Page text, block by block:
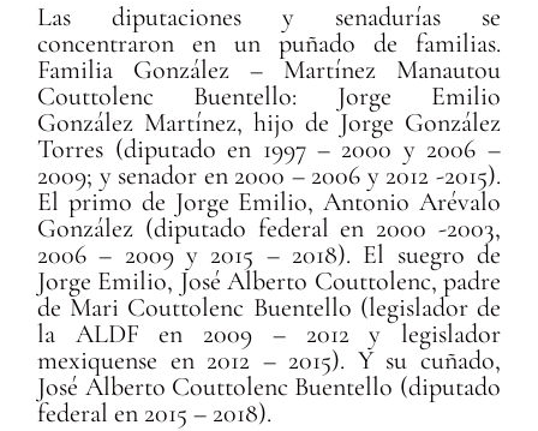
Las diputaciones y senadurías se
concentraron en un puñado de familias.
Familia González – Martínez Manautou
Couttolenc Buentello: Jorge Emilio
González Martínez, hijo de Jorge González
Torres (diputado en 1997 – 2000 y 2006 –
2009; y senador en 2000 – 2006 y 2012 -2015).
El primo de Jorge Emilio, Antonio Arévalo
González (diputado federal en 2000 -2003,
2006 – 2009 y 2015 – 2018). El suegro de
Jorge Emilio, José Alberto Couttolenc, padre
de Mari Couttolenc Buentello (legislador de
la ALDF en 2009 – 2012 y legislador
mexiquense en 2012 – 2015). Y su cuñado,
José Alberto Couttolenc Buentello (diputado
federal en 2015 – 2018).